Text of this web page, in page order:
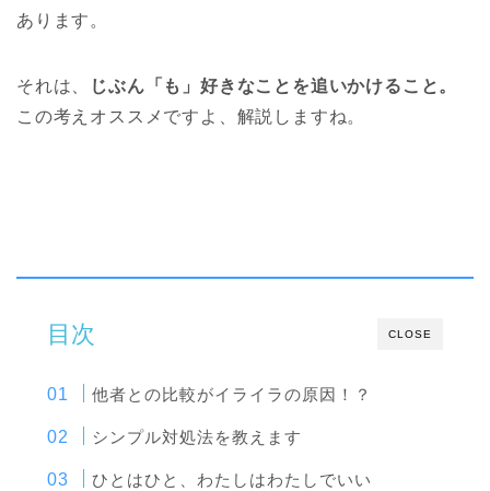
あります。
それは、
じぶん「も」好きなことを追いかけること。
この考えオススメですよ、解説しますね。
CLOSE
目次
他者との比較がイライラの原因！？
シンプル対処法を教えます
ひとはひと、わたしはわたしでいい